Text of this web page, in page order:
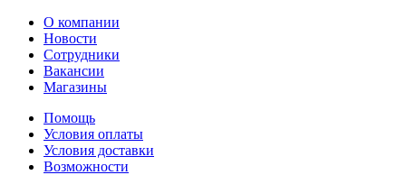
О компании
Новости
Сотрудники
Вакансии
Магазины
Помощь
Условия оплаты
Условия доставки
Возможности